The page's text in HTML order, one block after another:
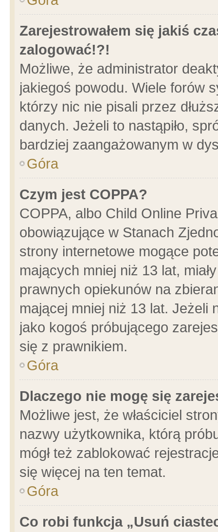
Zarejestrowałem się jakiś
zalogować!?!
Możliwe, że administrator
jakiegoś powodu. Wiele forów
którzy nic nie pisali przez
danych. Jeżeli to nastąpiło,
bardziej zaangażowanym w
Góra
Czym jest COPPA?
COPPA, albo Child Online
obowiązujące w Stanach
strony internetowe mogące
mających mniej niż 13 lat,
prawnych opiekunów na
mającej mniej niż 13 lat. Jeżeli
jako kogoś próbującego
się z prawnikiem.
Góra
Dlaczego nie mogę się
Możliwe jest, że właściciel
nazwy użytkownika, którą
mógł też zablokować
się więcej na ten temat.
Góra
Co robi funkcja „Usuń